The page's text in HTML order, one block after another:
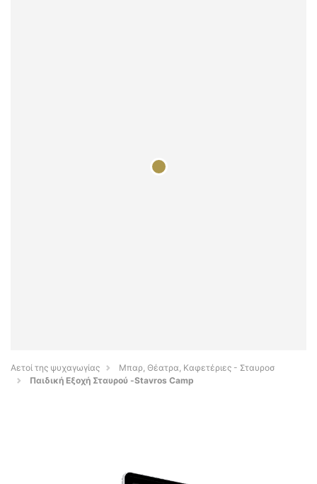
Αετοί της ψυχαγωγίας
Μπαρ, Θέατρα, Καφετέριες - Σταυροσ
Παιδική Εξοχή Σταυρού -Stavros Camp